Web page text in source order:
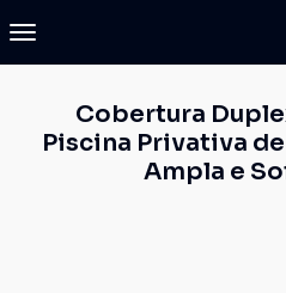
Cobertura
Piscina Privativa
Ampla e